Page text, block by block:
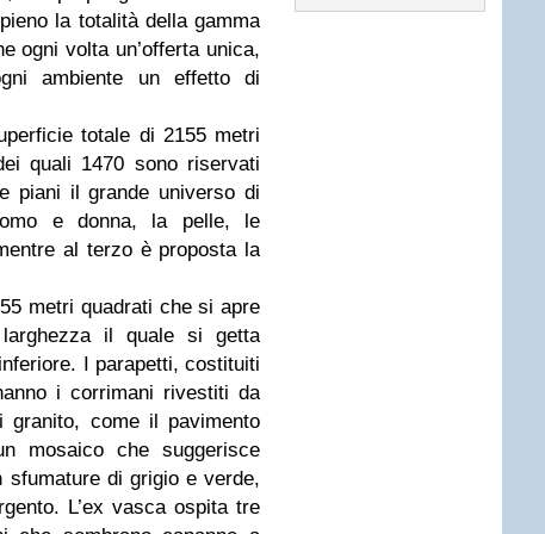
la totalità della gamma
ogni volta un’offerta unica,
ambiente un effetto di
totale di 2155 metri
quali 1470 sono riservati
piani il grande universo di
e donna, la pelle, le
al terzo è proposta la
metri quadrati che si apre
il quale si getta
I parapetti, costituiti
i corrimani rivestiti da
come il pavimento
mosaico che suggerisce
sfumature di grigio e verde,
L’ex vasca ospita tre